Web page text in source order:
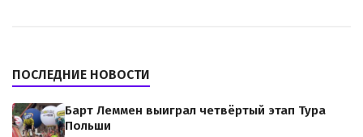
ПОСЛЕДНИЕ НОВОСТИ
Барт Леммен выиграл четвёртый этап Тура
Польши